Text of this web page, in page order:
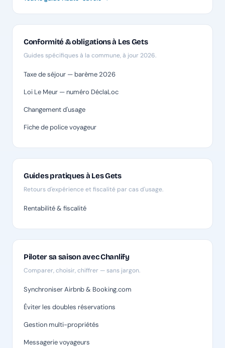
Conformité & obligations à Les Gets
Guides spécifiques à la commune, à jour 2026.
Taxe de séjour — barème 2026
Loi Le Meur — numéro DéclaLoc
Changement d'usage
Fiche de police voyageur
Guides pratiques à Les Gets
Retours d'expérience et fiscalité par cas d'usage.
Rentabilité & fiscalité
Piloter sa saison avec Chanlify
Comparer, choisir, chiffrer — sans jargon.
Synchroniser Airbnb & Booking.com
Éviter les doubles réservations
Gestion multi-propriétés
Messagerie voyageurs